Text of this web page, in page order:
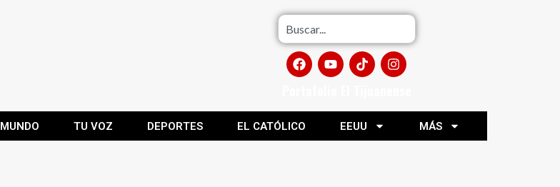
MUNDO TU VOZ DEPORTES EL CATÓLICO EEUU MÁS